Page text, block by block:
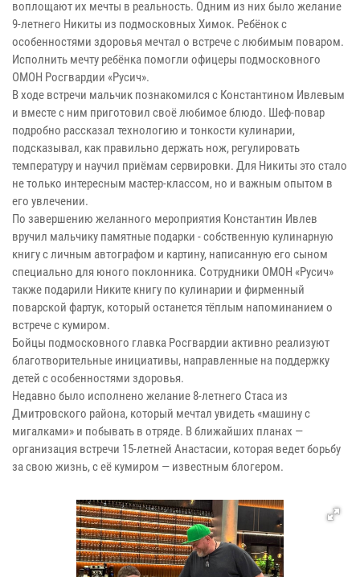
воплощают их мечты в реальность. Одним из них было желание
9-летнего Никиты из подмосковных Химок. Ребёнок с
особенностями здоровья мечтал о встрече с любимым поваром.
Исполнить мечту ребёнка помогли офицеры подмосковного
ОМОН Росгвардии «Русич».
В ходе встречи мальчик познакомился с Константином Ивлевым
и вместе с ним приготовил своё любимое блюдо. Шеф-повар
подробно рассказал технологию и тонкости кулинарии,
подсказывал, как правильно держать нож, регулировать
температуру и научил приёмам сервировки. Для Никиты это стало
не только интересным мастер-классом, но и важным опытом в
его увлечении.
По завершению желанного мероприятия Константин Ивлев
вручил мальчику памятные подарки - собственную кулинарную
книгу с личным автографом и картину, написанную его сыном
специально для юного поклонника. Сотрудники ОМОН «Русич»
также подарили Никите книгу по кулинарии и фирменный
поварской фартук, который останется тёплым напоминанием о
встрече с кумиром.
Бойцы подмосковного главка Росгвардии активно реализуют
благотворительные инициативы, направленные на поддержку
детей с особенностями здоровья.
Недавно было исполнено желание 8-летнего Стаса из
Дмитровского района, который мечтал увидеть «машину с
мигалками» и побывать в отряде. В ближайших планах —
организация встречи 15-летней Анастасии, которая ведет борьбу
за свою жизнь, с её кумиром — известным блогером.